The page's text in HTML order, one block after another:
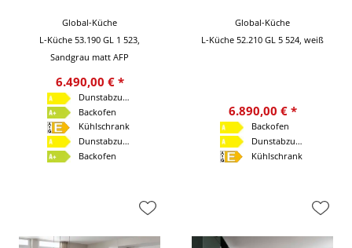
Global-Küche
L-Küche 53.190 GL 1 523,
Sandgrau matt AFP
6.490,00 € *
Dunstabzugshaube
Backofen
Kühlschrank
Dunstabzugshaube
Backofen
Global-Küche
L-Küche 52.210 GL 5 524, weiß
6.890,00 € *
Backofen
Dunstabzugshaube
Kühlschrank